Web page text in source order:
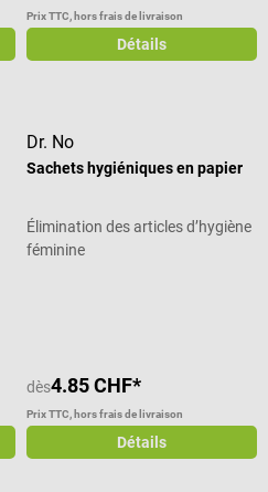
Prix TTC, hors frais de livraison
Détails
Dr. No
Sachets hygiéniques en papier
Élimination des articles d’hygiène
féminine
dès4.85 CHF*
Prix TTC, hors frais de livraison
Détails